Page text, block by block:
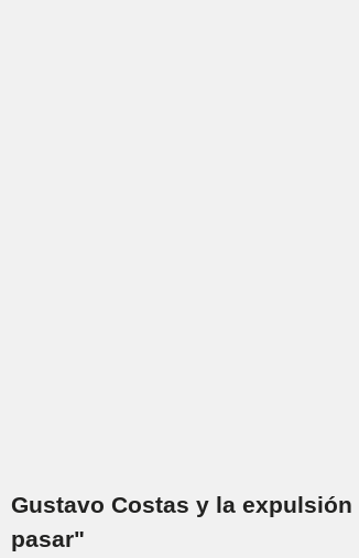
Gustavo Costas y la
pasar"